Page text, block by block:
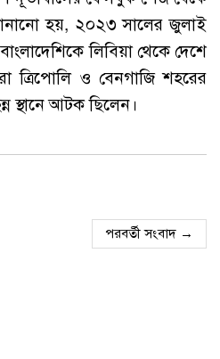
হয়, ২০২৩ সালের জুলাই
লিবিয়া থেকে দেশে
ত্রিপোলি ও বেনগাজি শহরের
স্থানে আটক ছিলেন।
পরবর্তী সংবাদ →